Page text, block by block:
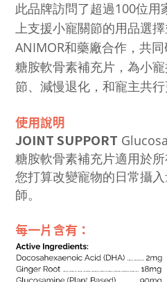
此品牌訪問了超過100位用
上支援小寵關節的用品選
ANIMOR和藥廠合作，共
糖胺軟骨素補充片，為小
節、減慢退化，和寵主共行
使用說明
JOINT SUPPORT
糖胺軟骨素補充片適用於
您打算改變寵物的日常攝
師。
每一片含有：